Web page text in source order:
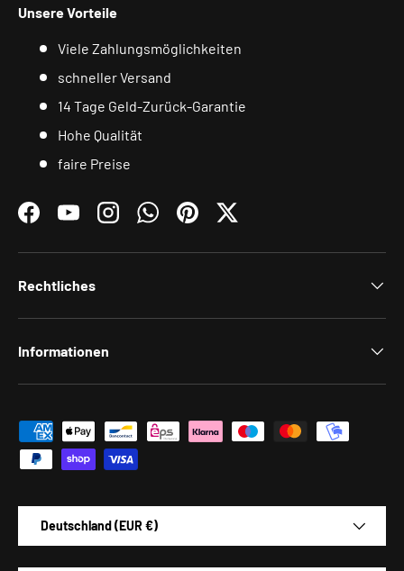
Unsere Vorteile
Viele Zahlungsmöglichkeiten
schneller Versand
14 Tage Geld-Zurück-Garantie
Hohe Qualität
faire Preise
FacebookYouTubeInstagramWhatsAppPinterestTwitter
Rechtliches
Informationen
Zahlungsmethoden
Deutschland (EUR €)